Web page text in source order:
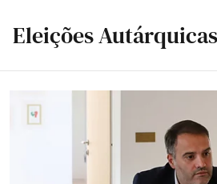
Eleições